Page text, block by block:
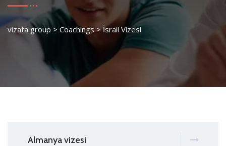
vizata group > Coachings>İsrail Vizesi
Almanya vizesi